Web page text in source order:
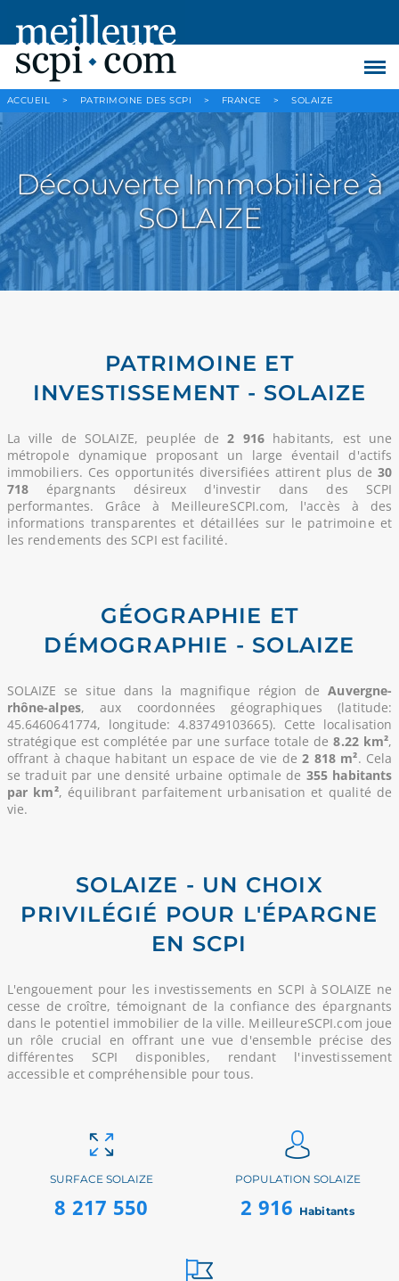
ACCUEIL > PATRIMOINE DES SCPI > FRANCE > SOLAIZE
Découverte Immobilière à
SOLAIZE
PATRIMOINE ET
INVESTISSEMENT - SOLAIZE
La ville de SOLAIZE, peuplée de2 916 habitants, est une
métropole dynamique proposant un large éventail d'actifs
immobiliers. Ces opportunités diversifiées attirent plus de30
718épargnants désireux d'investir dans des SCPI
performantes. Grâce à MeilleureSCPI.com, l'accès à des
informations transparentes et détaillées sur le patrimoine et
les rendements des SCPI est facilité.
GÉOGRAPHIE ET
DÉMOGRAPHIE - SOLAIZE
SOLAIZE se situe dans la magnifique région deAuvergne-
rhône-alpes, aux coordonnées géographiques (latitude:
45.6460641774, longitude: 4.83749103665). Cette localisation
stratégique est complétée par une surface totale de8.22 km²,
offrant à chaque habitant un espace de vie de2 818 m². Cela
se traduit par une densité urbaine optimale de 355 habitants
par km², équilibrant parfaitement urbanisation et qualité de
vie.
SOLAIZE - UN CHOIX
PRIVILÉGIÉ POUR L'ÉPARGNE
EN SCPI
L'engouement pour les investissements en SCPI à SOLAIZE ne
cesse de croître, témoignant de la confiance des épargnants
dans le potentiel immobilier de la ville. MeilleureSCPI.com joue
un rôle crucial en offrant une vue d'ensemble précise des
différentes SCPI disponibles, rendant l'investissement
accessible et compréhensible pour tous.
SURFACE SOLAIZE
8 217 550
POPULATION SOLAIZE
2 916 Habitants